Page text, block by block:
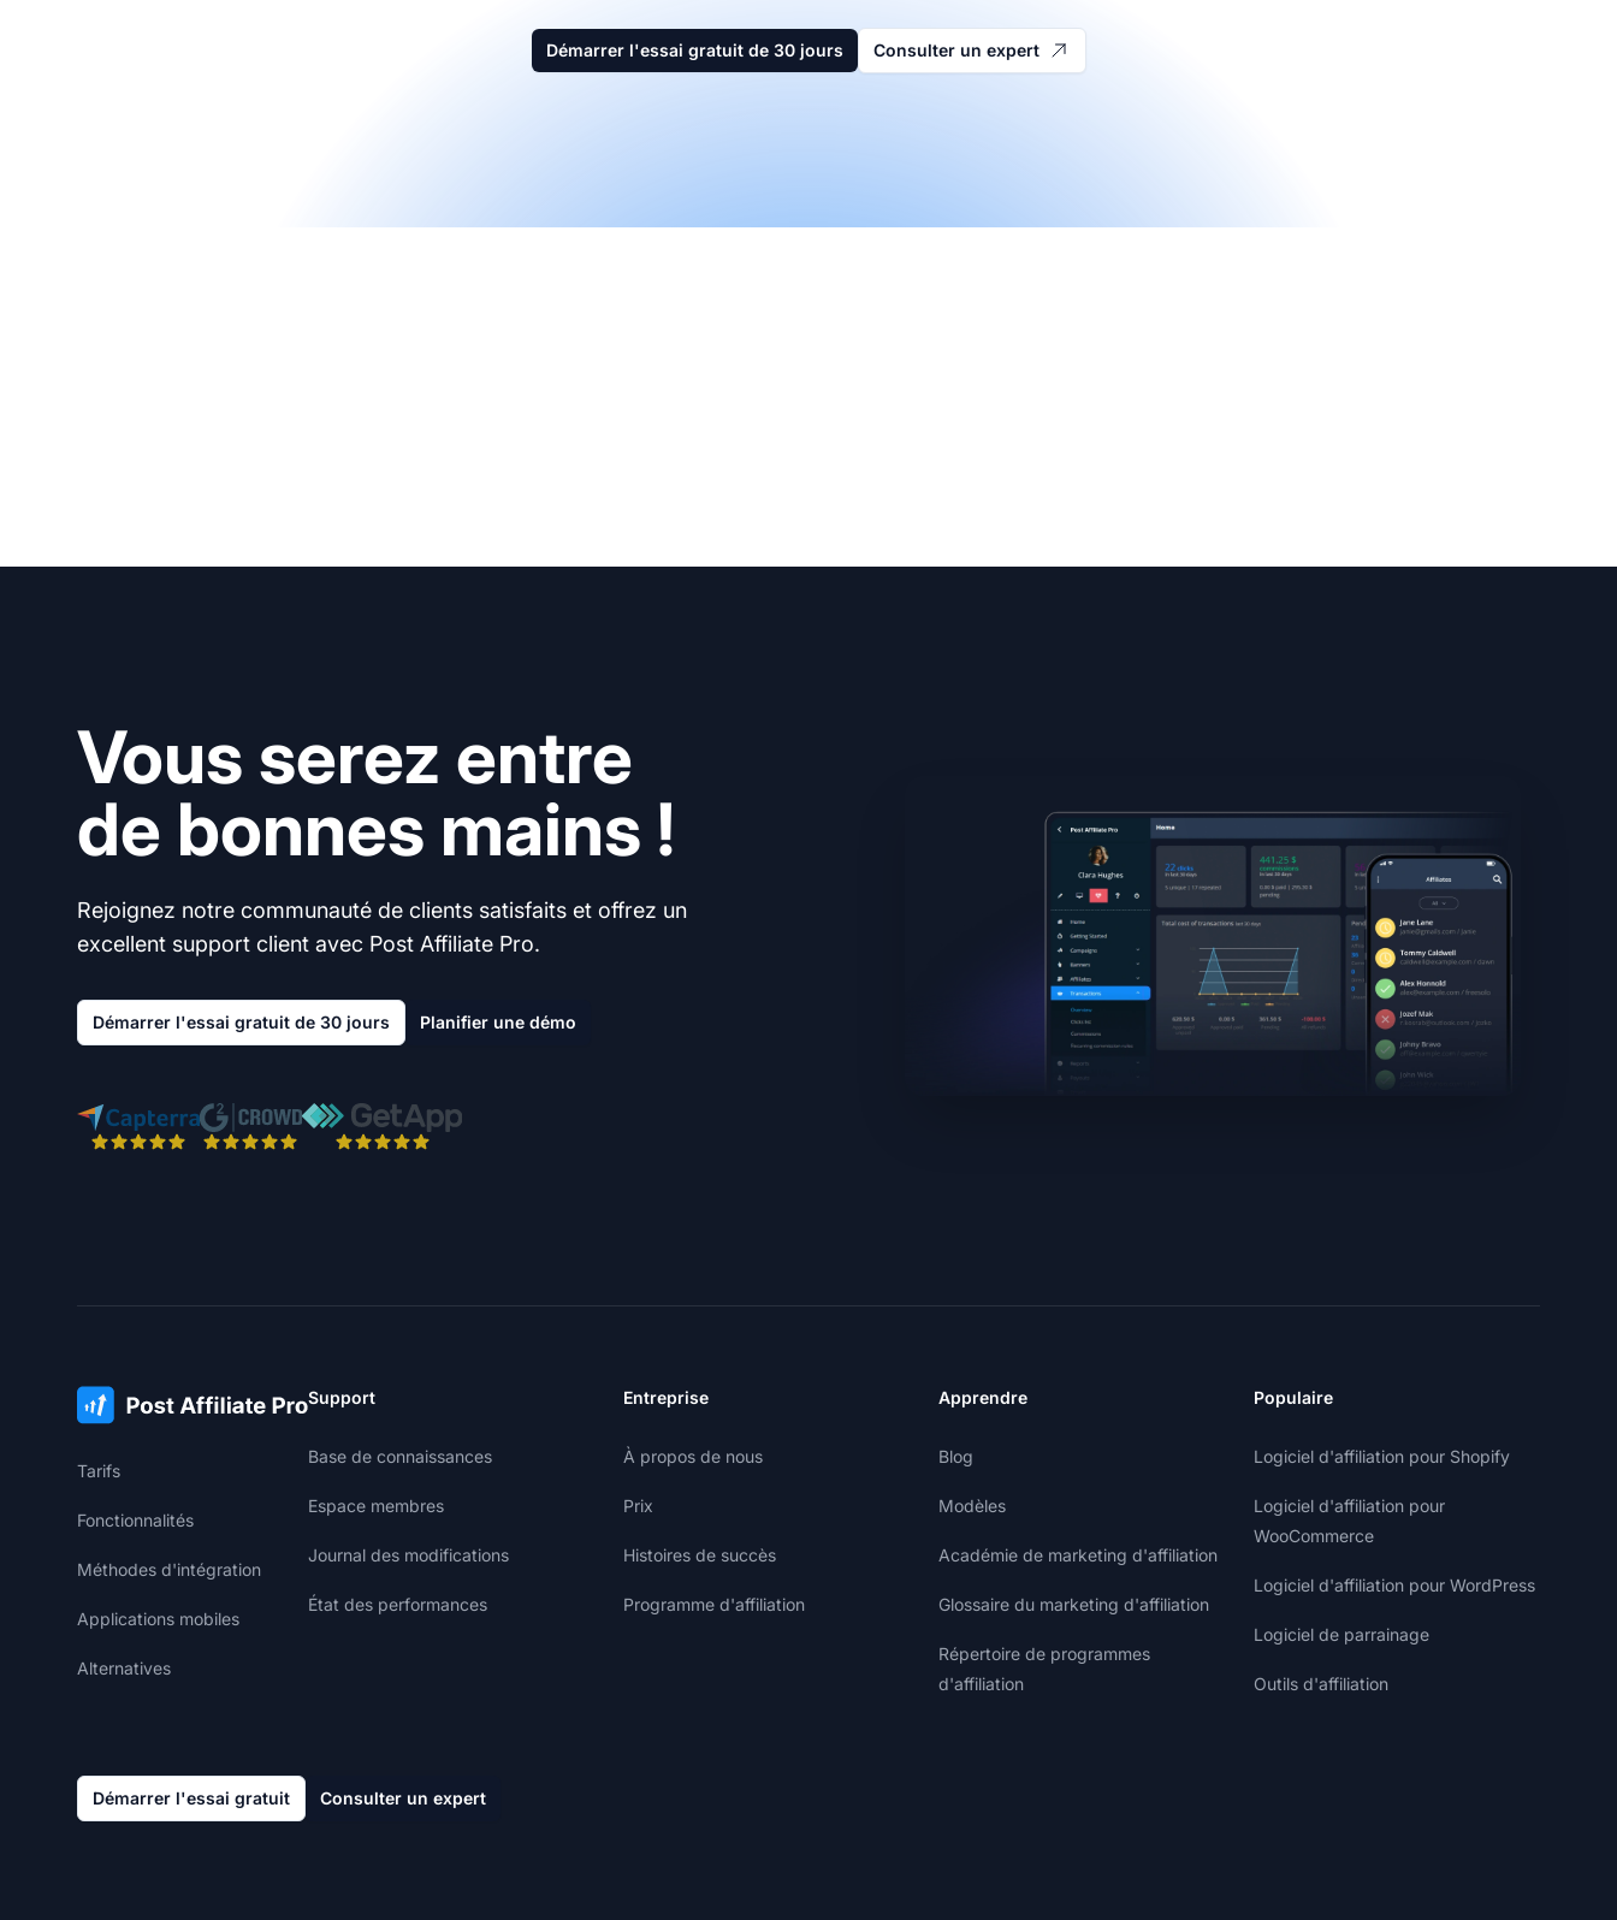
Démarrer l'essai gratuit de 30 jours Consulter un expert
Vous serez entre
de bonnes mains !
Rejoignez notre communauté de clients satisfaits et offrez un
excellent support client avec Post Affiliate Pro.
Démarrer l'essai gratuit de 30 jours Planifier une démo
Tarifs
Fonctionnalités
Méthodes d'intégration
Applications mobiles
Alternatives
Support
Base de connaissances
Espace membres
Journal des modifications
État des performances
Entreprise
À propos de nous
Prix
Histoires de succès
Programme d'affiliation
Apprendre
Blog
Modèles
Académie de marketing d'affiliation
Glossaire du marketing d'affiliation
Répertoire de programmes
d'affiliation
Populaire
Logiciel d'affiliation pour Shopify
Logiciel d'affiliation pour
WooCommerce
Logiciel d'affiliation pour WordPress
Logiciel de parrainage
Outils d'affiliation
Démarrer l'essai gratuit Consulter un expert